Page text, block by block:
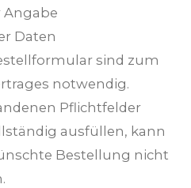
Angabe
Daten
sind zum
notwendig.
Pflichtfelder
ausfüllen, kann
Bestellung nicht